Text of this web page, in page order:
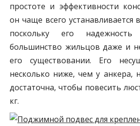
простоте и эффективности
он чаще всего устанавливается
поскольку его
большинство жильцов даже и
его существовании. Его
несколько ниже, чем у анкера,
достаточна, чтобы повесить
кг.